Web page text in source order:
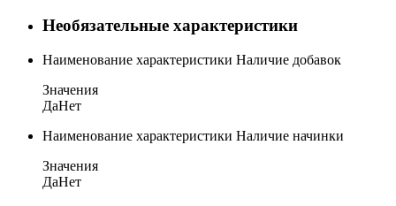
Необязательные характеристики
Наименование характеристики Наличие добавок
Значения
ДаНет
Наименование характеристики Наличие начинки
Значения
ДаНет